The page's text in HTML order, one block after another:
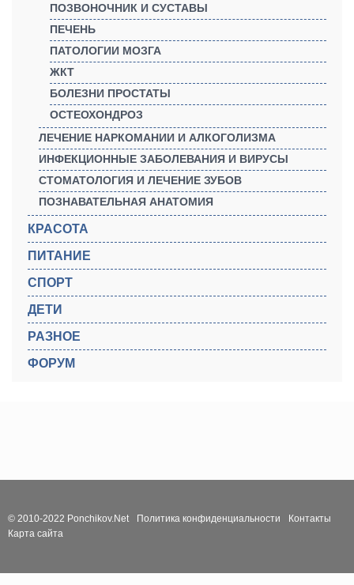
ПОЗВОНОЧНИК И СУСТАВЫ
ПЕЧЕНЬ
ПАТОЛОГИИ МОЗГА
ЖКТ
БОЛЕЗНИ ПРОСТАТЫ
ОСТЕОХОНДРОЗ
ЛЕЧЕНИЕ НАРКОМАНИИ И АЛКОГОЛИЗМА
ИНФЕКЦИОННЫЕ ЗАБОЛЕВАНИЯ И ВИРУСЫ
СТОМАТОЛОГИЯ И ЛЕЧЕНИЕ ЗУБОВ
ПОЗНАВАТЕЛЬНАЯ АНАТОМИЯ
КРАСОТА
ПИТАНИЕ
СПОРТ
ДЕТИ
РАЗНОЕ
ФОРУМ
© 2010-2022 Ponchikov.Net Политика конфиденциальности
Контакты
Карта сайта